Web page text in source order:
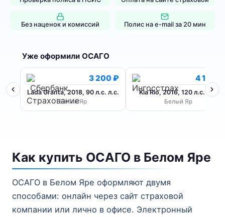
Без наценок и комиссий Полис на e-mail за 20 мин
Уже оформили ОСАГО
3 200 ₽
Lada Granta, 2018, 90 л.с. л.с.
Белый Яр
4 100 ₽
Kia Rio, 2016, 120 л.с. л.с.
Белый Яр
Как купить ОСАГО в Белом Яре
ОСАГО в Белом Яре оформляют двумя
способами: онлайн через сайт страховой
компании или лично в офисе. Электронный